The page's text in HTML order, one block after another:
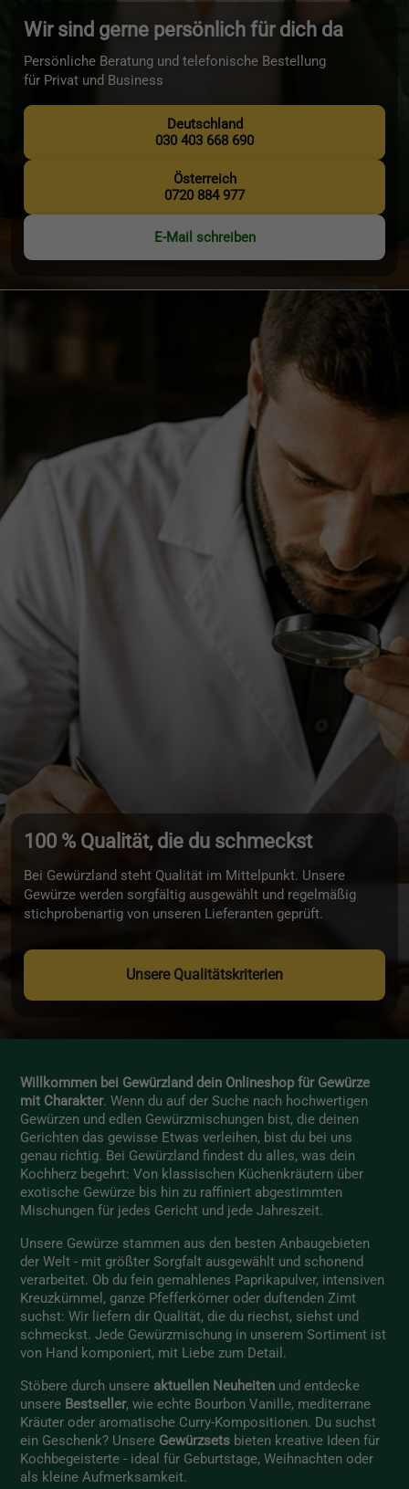
Wir sind gerne persönlich für dich da
Persönliche Beratung und telefonische Bestellung
für Privat und Business
Deutschland
030 403 668 690
Österreich
0720 884 977
E-Mail schreiben
100 % Qualität, die du schmeckst
Bei Gewürzland steht Qualität im Mittelpunkt. Unsere
Gewürze werden sorgfältig ausgewählt und regelmäßig
stichprobenartig von unseren Lieferanten geprüft.
Unsere Qualitätskriterien
Willkommen bei Gewürzland dein Onlineshop für Gewürze
mit Charakter. Wenn du auf der Suche nach hochwertigen
Gewürzen und edlen Gewürzmischungen bist, die deinen
Gerichten das gewisse Etwas verleihen, bist du bei uns
genau richtig. Bei Gewürzland findest du alles, was dein
Kochherz begehrt: Von klassischen Küchenkräutern über
exotische Gewürze bis hin zu raffiniert abgestimmten
Mischungen für jedes Gericht und jede Jahreszeit.
Unsere Gewürze stammen aus den besten Anbaugebieten
der Welt - mit größter Sorgfalt ausgewählt und schonend
verarbeitet. Ob du fein gemahlenes Paprikapulver, intensiven
Kreuzkümmel, ganze Pfefferkörner oder duftenden Zimt
suchst: Wir liefern dir Qualität, die du riechst, siehst und
schmeckst. Jede Gewürzmischung in unserem Sortiment ist
von Hand komponiert, mit Liebe zum Detail.
Stöbere durch unsere aktuellen Neuheiten und entdecke
unsere Bestseller, wie echte Bourbon Vanille, mediterrane
Kräuter oder aromatische Curry-Kompositionen. Du suchst
ein Geschenk? Unsere Gewürzsets bieten kreative Ideen für
Kochbegeisterte - ideal für Geburtstage, Weihnachten oder
als kleine Aufmerksamkeit.